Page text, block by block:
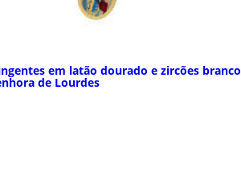
em latão dourado e zircões
de Lourdes